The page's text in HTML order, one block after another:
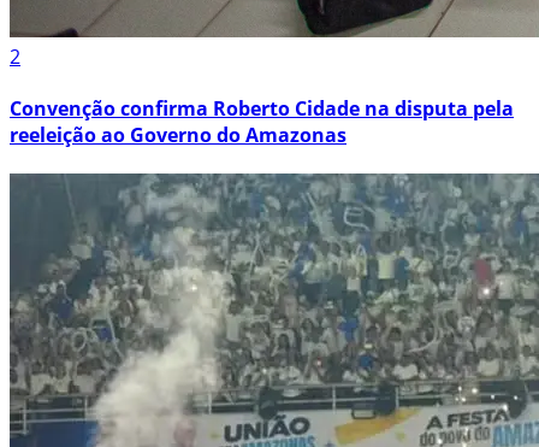
2
Convenção confirma Roberto Cidade na disputa pela
reeleição ao Governo do Amazonas